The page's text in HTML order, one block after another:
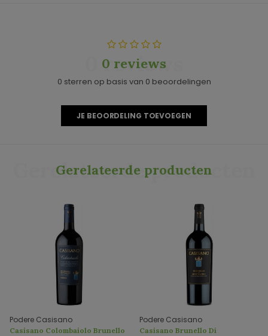
0 reviews
0 reviews
0 sterren op basis van 0 beoordelingen
JE BEOORDELING TOEVOEGEN
Gerelateerde producten
Gerelateerde producten
Podere Casisano
Casisano Colombaiolo Brunello
Podere Casisano
Casisano Brunello Di